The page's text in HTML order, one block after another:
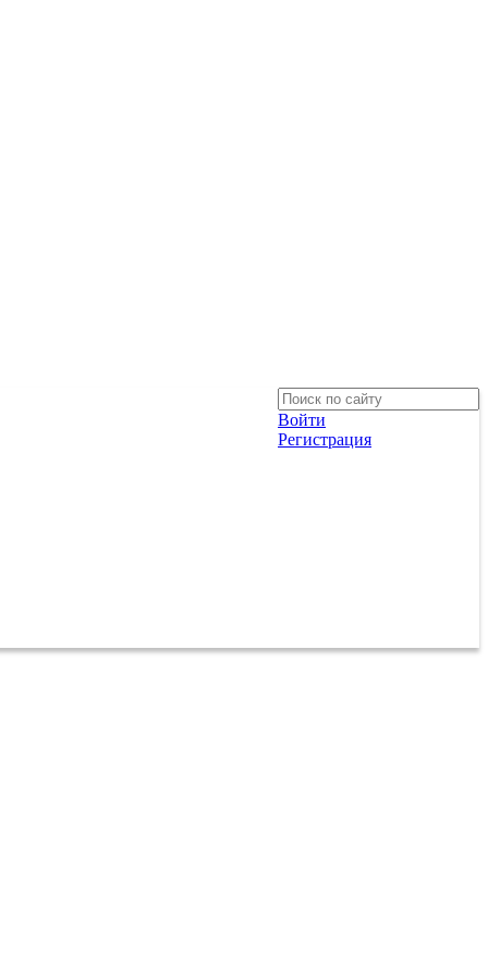
Войти
Регистрация